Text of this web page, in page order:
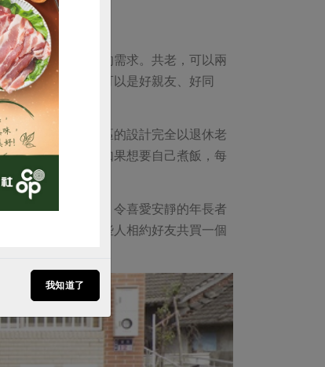
，共老則是必然的需求。共老，可以兩
；一群人共老，可以是好親友、好同
越普遍，而且社區的設計完全以退休老
醫院也在附近。如果想要自己煮飯，每
。
跳，開歡樂派對，令喜愛安靜的年長者
體統？」也有一些人相約好友共買一個
我知道了